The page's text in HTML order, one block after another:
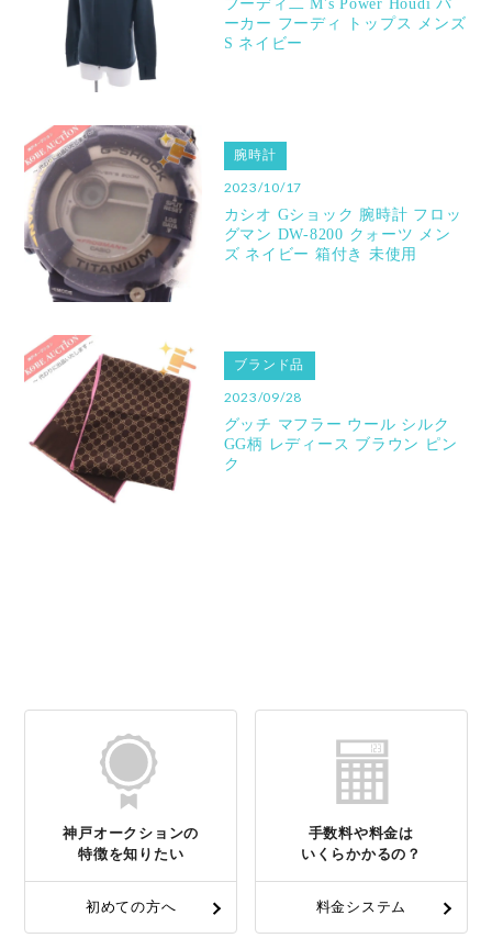
フーディ二 M's Power Houdi パ
ーカー フーディ トップス メンズ
S ネイビー
腕時計
2023/10/17
カシオ Gショック 腕時計 フロッ
グマン DW-8200 クォーツ メン
ズ ネイビー 箱付き 未使用
ブランド品
2023/09/28
グッチ マフラー ウール シルク
GG柄 レディース ブラウン ピン
ク
神戸オークションの
特徴を知りたい
初めての方へ
手数料や料金は
いくらかかるの？
料金システム